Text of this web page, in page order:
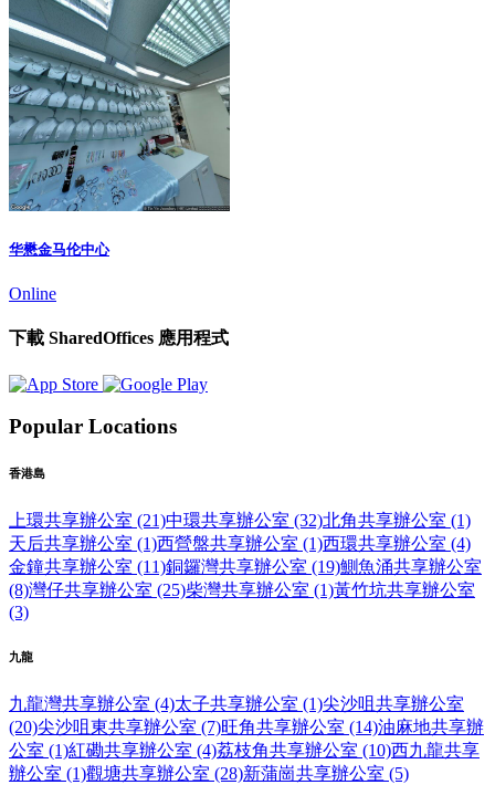
华懋金马伦中心
Online
下載 SharedOffices 應用程式
Popular Locations
香港島
上環共享辦公室 (21)中環共享辦公室 (32)北角共享辦公室 (1)
天后共享辦公室 (1)西營盤共享辦公室 (1)西環共享辦公室 (4)
金鐘共享辦公室 (11)銅鑼灣共享辦公室 (19)鰂魚涌共享辦公室
(8)灣仔共享辦公室 (25)柴灣共享辦公室 (1)黃竹坑共享辦公室
(3)
九龍
九龍灣共享辦公室 (4)太子共享辦公室 (1)尖沙咀共享辦公室
(20)尖沙咀東共享辦公室 (7)旺角共享辦公室 (14)油麻地共享辦
公室 (1)紅磡共享辦公室 (4)荔枝角共享辦公室 (10)西九龍共享
辦公室 (1)觀塘共享辦公室 (28)新蒲崗共享辦公室 (5)